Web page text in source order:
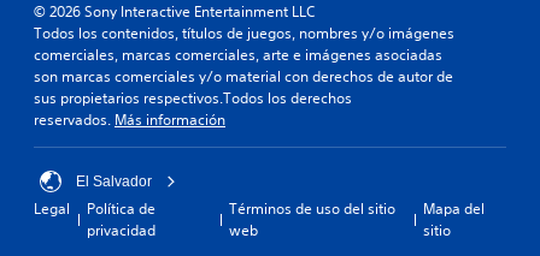
© 2026 Sony Interactive Entertainment LLC
Todos los contenidos, títulos de juegos, nombres y/o imágenes
comerciales, marcas comerciales, arte e imágenes asociadas
son marcas comerciales y/o material con derechos de autor de
sus propietarios respectivos.Todos los derechos
reservados. Más información
El Salvador
Legal
Política de
privacidad
Términos de uso del sitio
web
Mapa del
sitio